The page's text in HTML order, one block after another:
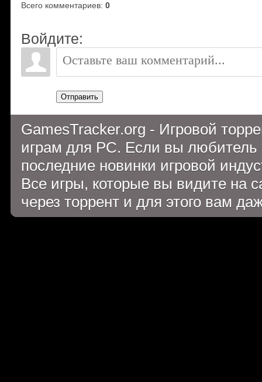
Всего комментариев: 0
Войдите:
Отправить
GamesTracker.org - Игровой
играм для PC. Если вы
последние новинки игровой
Все игры, которые вы видите на
через торрент и для этого вам